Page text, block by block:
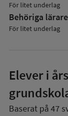
För litet underlag
Behöriga lärare
För litet underlag
Elever i
Baserat på 47